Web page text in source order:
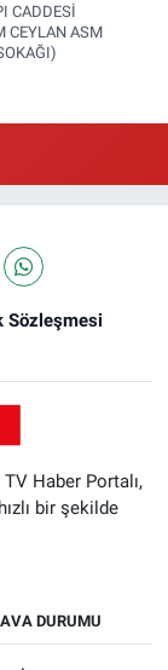
CADDESİ
CEYLAN ASM
Sözleşmesi
Haber Portalı,
bir şekilde
DURUMU